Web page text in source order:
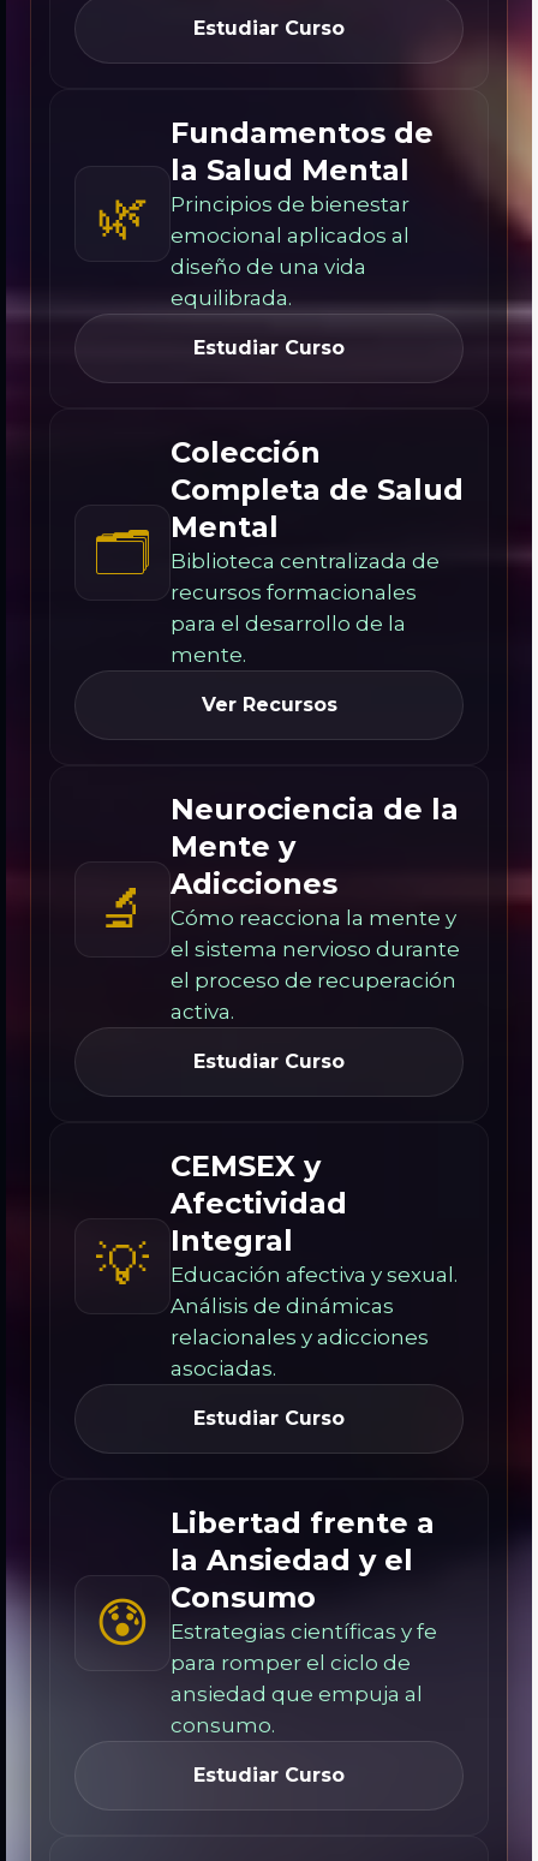
Estudiar Curso
🌿
Fundamentos de
la Salud Mental
Principios de bienestar
emocional aplicados al
diseño de una vida
equilibrada.
Estudiar Curso
🗂️
Colección
Completa de Salud
Mental
Biblioteca centralizada de
recursos formacionales
para el desarrollo de la
mente.
Ver Recursos
🔬
Neurociencia de la
Mente y
Adicciones
Cómo reacciona la mente y
el sistema nervioso durante
el proceso de recuperación
activa.
Estudiar Curso
💡
CEMSEX y
Afectividad
Integral
Educación afectiva y sexual.
Análisis de dinámicas
relacionales y adicciones
asociadas.
Estudiar Curso
😰
Libertad frente a
la Ansiedad y el
Consumo
Estrategias científicas y fe
para romper el ciclo de
ansiedad que empuja al
consumo.
Estudiar Curso